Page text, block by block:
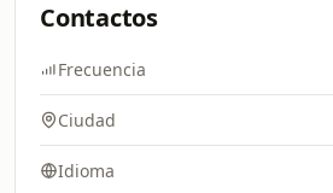
Contactos
Frecuencia
Ciudad
Idioma